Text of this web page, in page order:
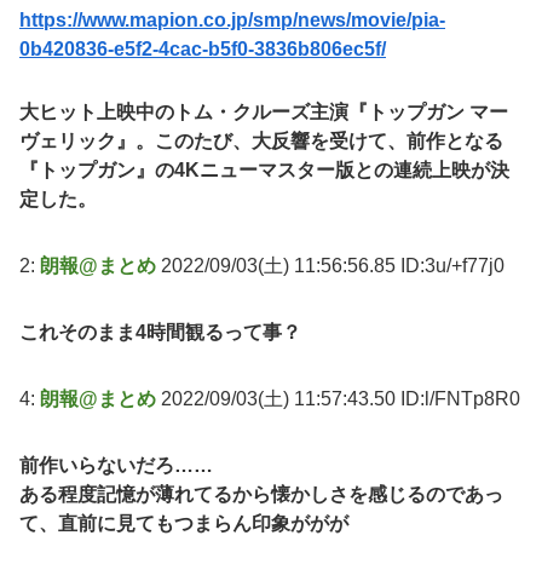
https://www.mapion.co.jp/smp/news/movie/pia-
0b420836-e5f2-4cac-b5f0-3836b806ec5f/
大ヒット上映中のトム・クルーズ主演『トップガン マー
ヴェリック』。このたび、大反響を受けて、前作となる
『トップガン』の4Kニューマスター版との連続上映が決
定した。
2: 朗報@まとめ 2022/09/03(土) 11:56:56.85 ID:3u/+f77j0
これそのまま4時間観るって事？
4: 朗報@まとめ 2022/09/03(土) 11:57:43.50 ID:l/FNTp8R0
前作いらないだろ……
ある程度記憶が薄れてるから懐かしさを感じるのであっ
て、直前に見てもつまらん印象ががが